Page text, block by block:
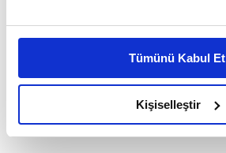
Bu çerezlere izin vermeniz halinde
daha iyi reklam deneyimi yaşatabiliriz.
amacımızın size daha iyi bir reklam
olduğunu ve sizlere en iyi içerikleri
elimizden gelen çabayı
reklamların maliyetlerimizi
Tümünü Kabul Et
Kişiselleştir
#FETHİYE